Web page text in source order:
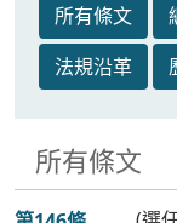
所有條文
法規沿革
所有條文